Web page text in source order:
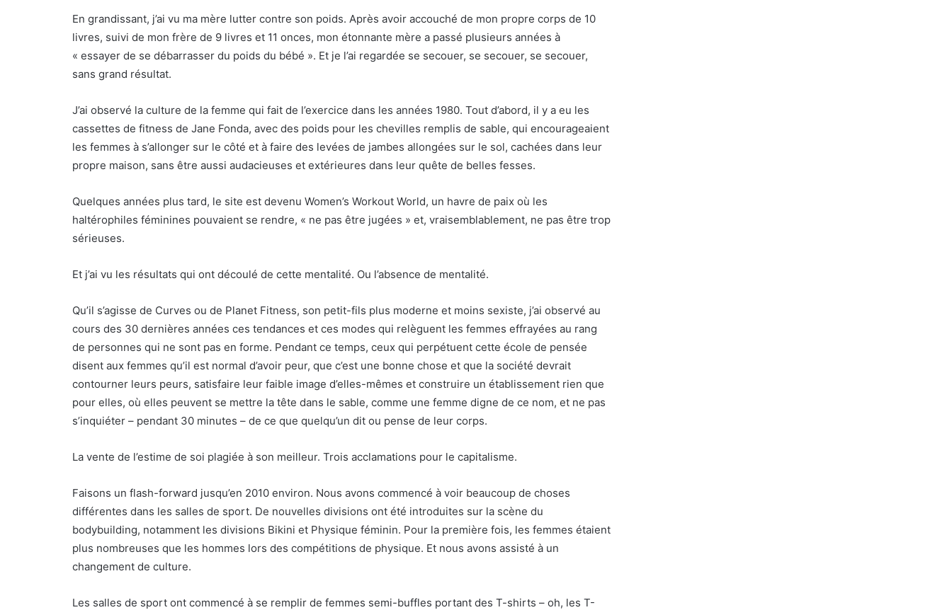
En grandissant, j’ai vu ma mère lutter contre son poids. Après avoir accouché de mon propre corps de 10
livres, suivi de mon frère de 9 livres et 11 onces, mon étonnante mère a passé plusieurs années à
« essayer de se débarrasser du poids du bébé ». Et je l’ai regardée se secouer, se secouer, se secouer,
sans grand résultat.
J’ai observé la culture de la femme qui fait de l’exercice dans les années 1980. Tout d’abord, il y a eu les
cassettes de fitness de Jane Fonda, avec des poids pour les chevilles remplis de sable, qui encourageaient
les femmes à s’allonger sur le côté et à faire des levées de jambes allongées sur le sol, cachées dans leur
propre maison, sans être aussi audacieuses et extérieures dans leur quête de belles fesses.
Quelques années plus tard, le site est devenu Women’s Workout World, un havre de paix où les
haltérophiles féminines pouvaient se rendre, « ne pas être jugées » et, vraisemblablement, ne pas être trop
sérieuses.
Et j’ai vu les résultats qui ont découlé de cette mentalité. Ou l’absence de mentalité.
Qu’il s’agisse de Curves ou de Planet Fitness, son petit-fils plus moderne et moins sexiste, j’ai observé au
cours des 30 dernières années ces tendances et ces modes qui relèguent les femmes effrayées au rang
de personnes qui ne sont pas en forme. Pendant ce temps, ceux qui perpétuent cette école de pensée
disent aux femmes qu’il est normal d’avoir peur, que c’est une bonne chose et que la société devrait
contourner leurs peurs, satisfaire leur faible image d’elles-mêmes et construire un établissement rien que
pour elles, où elles peuvent se mettre la tête dans le sable, comme une femme digne de ce nom, et ne pas
s’inquiéter – pendant 30 minutes – de ce que quelqu’un dit ou pense de leur corps.
La vente de l’estime de soi plagiée à son meilleur. Trois acclamations pour le capitalisme.
Faisons un flash-forward jusqu’en 2010 environ. Nous avons commencé à voir beaucoup de choses
différentes dans les salles de sport. De nouvelles divisions ont été introduites sur la scène du
bodybuilding, notamment les divisions Bikini et Physique féminin. Pour la première fois, les femmes étaient
plus nombreuses que les hommes lors des compétitions de physique. Et nous avons assisté à un
changement de culture.
Les salles de sport ont commencé à se remplir de femmes semi-buffles portant des T-shirts – oh, les T-